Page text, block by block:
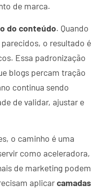
de marca.
do conteúdo. Quando
o resultado é
Essa padronização
blogs percam tração
continua sendo
de validar, ajustar e
o caminho é uma
como aceleradora,
de marketing podem
aplicarcamadas